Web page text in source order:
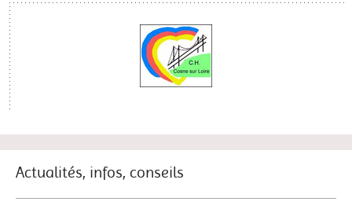
Actualités, infos, conseils